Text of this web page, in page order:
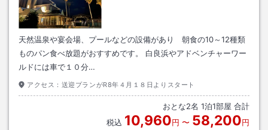
天然温泉や宴会場、プールなどの設備があり 朝食の10～12種類
ものパン食べ放題がおすすめです。 白良浜やアドベンチャーワー
ルドには車で１０分…
アクセス： 送迎プランがR8年４月１８日よりスタート
おとな2名 1泊1部屋 合計
税込 10,960円 〜 58,200円